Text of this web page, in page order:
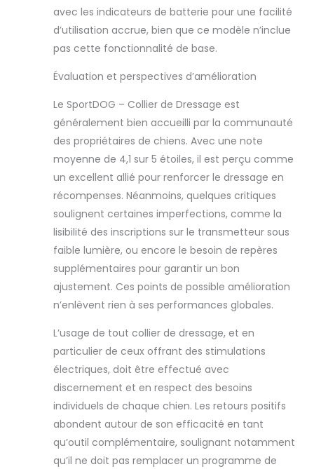
avec les indicateurs de batterie pour une facilité
d’utilisation accrue, bien que ce modèle n’inclue
pas cette fonctionnalité de base.
Évaluation et perspectives d’amélioration
Le SportDOG – Collier de Dressage est
généralement bien accueilli par la communauté
des propriétaires de chiens. Avec une note
moyenne de 4,1 sur 5 étoiles, il est perçu comme
un excellent allié pour renforcer le dressage en
récompenses. Néanmoins, quelques critiques
soulignent certaines imperfections, comme la
lisibilité des inscriptions sur le transmetteur sous
faible lumière, ou encore le besoin de repères
supplémentaires pour garantir un bon
ajustement. Ces points de possible amélioration
n’enlèvent rien à ses performances globales.
L’usage de tout collier de dressage, et en
particulier de ceux offrant des stimulations
électriques, doit être effectué avec
discernement et en respect des besoins
individuels de chaque chien. Les retours positifs
abondent autour de son efficacité en tant
qu’outil complémentaire, soulignant notamment
qu’il ne doit pas remplacer un programme de